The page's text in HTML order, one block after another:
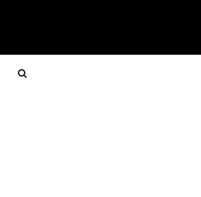
FOOTWEAR